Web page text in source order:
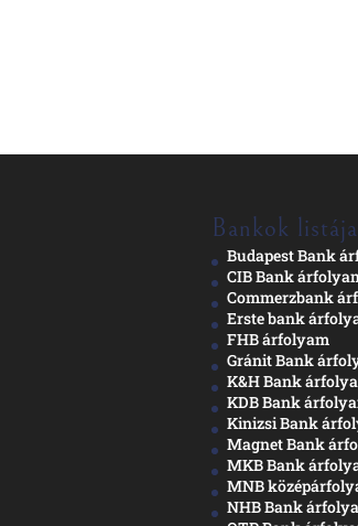
Bankok listája
Budapest Bank
CIB Bank
Commerzbank
Erste bank
FHB árfolyam
Gránit Bank
K&H Bank
KDB Bank
Kinizsi Bank
Magnet Bank
MKB Bank
MNB
NHB Bank